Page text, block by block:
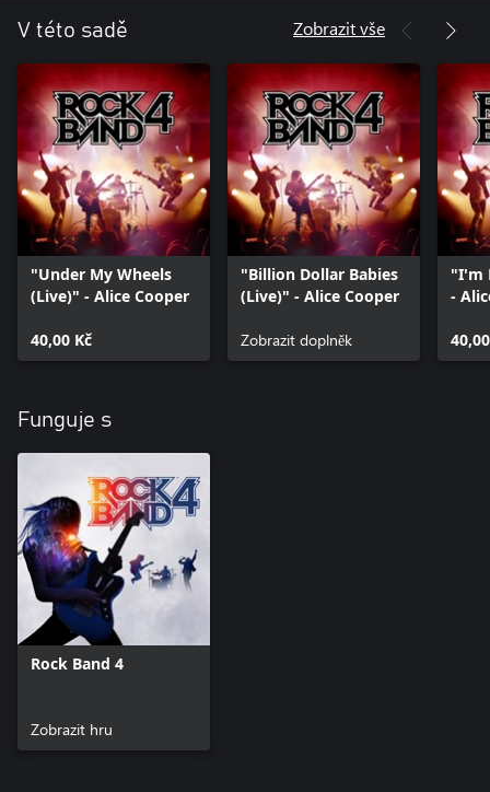
V této sadě Zobrazit vše
"Under My Wheels
(Live)" - Alice Cooper
40,00 Kč
"Billion Dollar Babies
(Live)" - Alice Cooper
Zobrazit doplněk
"I'm
-
Funguje s
Rock Band 4
Zobrazit hru